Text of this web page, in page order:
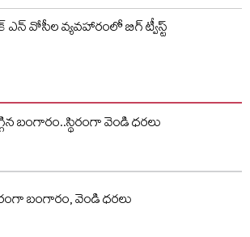
వోసీల వ్యవహారంలో బిగ్ ట్వీస్ట్
బంగారం..స్థిరంగా వెండి ధరలు
బంగారం, వెండి ధరలు